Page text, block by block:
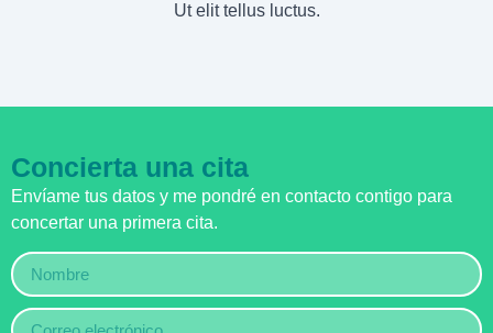
Ut elit tellus luctus.
Concierta una cita
Envíame tus datos y me pondré en contacto contigo para
concertar una primera cita.